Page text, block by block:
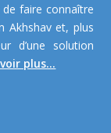
faire connaître
Akhshav et, plus
d’une solution
plus...